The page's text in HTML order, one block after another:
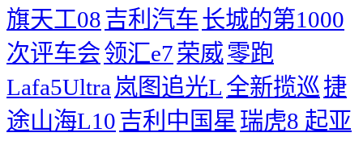
旗天工08吉利汽车长城的第1000
次评车会领汇e7荣威零跑
Lafa5Ultra 岚图追光L 全新揽巡捷
途山海L10吉利中国星 瑞虎8 起亚